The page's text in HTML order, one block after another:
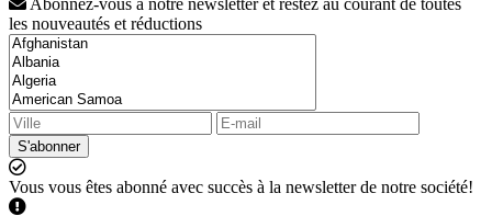
Abonnez-vous à notre newsletter et restez au courant de toutes
les nouveautés et réductions
S'abonner
Vous vous êtes abonné avec succès à la newsletter de notre société!